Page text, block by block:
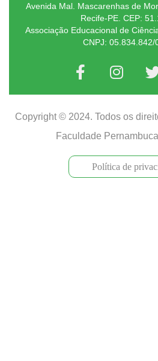
Avenida Mal. Mascarenhas de
Recife-PE. CEP:
Associação Educacional de
CNPJ: 05.834.842/
Copyright © 2024. Todos os
Faculdade
Política de